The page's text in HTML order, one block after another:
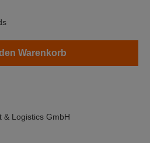
den Warenkorb
& Logistics GmbH